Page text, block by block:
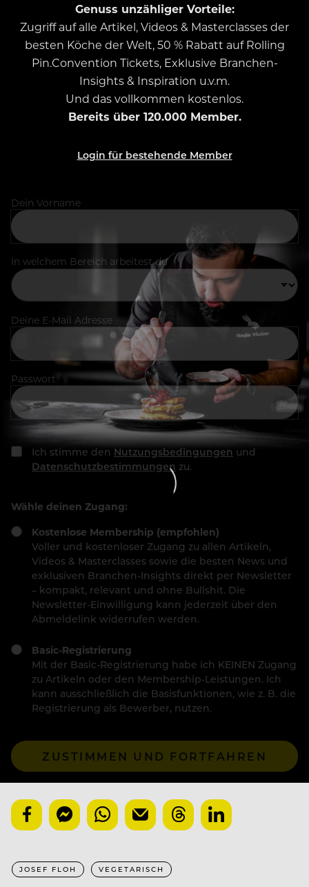
Genuss unzähliger Vorteile:
Zugriff auf alle Artikel, Videos & Masterclasses der
besten Köche der Welt, 50 % Rabatt auf Rolling
Pin.Convention Tickets, Exklusive Branchen-
Insights & Inspiration u.v.m.
Und das vollkommen kostenlos.
Bereits über 120.000 Member.
Login für bestehende Member
Dein Vorname
In welchem Bereich arbeitest du
Deine E-Mail Adresse
Passwort
Ich stimme den Nutzungsbedingungen und
Datenschutzbestimmungen zu.
Wähle deinen Zugang:
Kostenlose Membership (empfohlen)
Voller und kostenloser Zugang zu allen Artikeln,
Videos & Masterclasses sowie die besten News und
exklusiven Branchen-Insights direkt per Newsletter
– kompakt, relevant und ohne Bullshit. Die
Newsletter-Einwilligung kann jederzeit über den
Abmeldelink widerrufen werden.
Basic-Registrierung
Mit der Basic-Registrierung habe ich KEINEN Zugang
zu Artikeln oder den Membership-Leistungen. Ich
kann ausschließlich die Basisfunktionen, wie z. B. die
Registrierung als Bewerber, nutzen.
ZUSTIMMEN UND FORTFAHREN
JOSEF FLOH VEGETARISCH